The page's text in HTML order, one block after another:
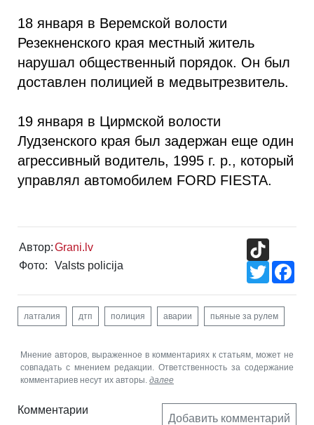
18 января в Веремской волости
Резекненского края местный житель
нарушал общественный порядок. Он был
доставлен полицией в медвытрезвитель.
19 января в Цирмской волости
Лудзенского края был задержан еще один
агрессивный водитель, 1995 г. р., который
управлял автомобилем FORD FIESTA.
Автор:Grani.lv
Фото:
Valsts policija
Twitter
латгалия дтп полиция аварии пьяные за рулем
Мнение авторов, выраженное в комментариях к статьям, может не
совпадать с мнением редакции. Ответственность за содержание
комментариев несут их авторы. далее
Комментарии
Добавить комментарий